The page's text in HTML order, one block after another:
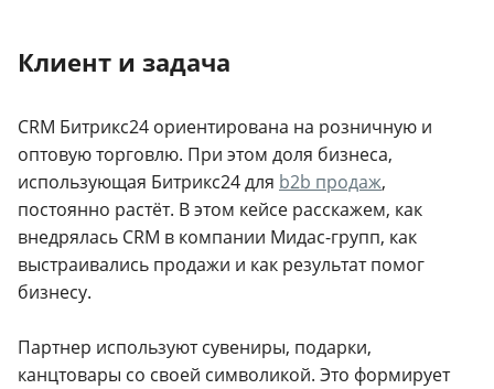
Клиент и задача
CRM Битрикс24 ориентирована на розничную и
оптовую торговлю. При этом доля бизнеса,
использующая Битрикс24 для b2b продаж,
постоянно растёт. В этом кейсе расскажем, как
внедрялась CRM в компании Мидас-групп, как
выстраивались продажи и как результат помог
бизнесу.
Партнер используют сувениры, подарки,
канцтовары со своей символикой. Это формирует